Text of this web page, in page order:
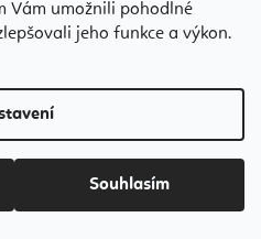
Vám umožnili pohodlné
jeho funkce a výkon.
Souhlasím